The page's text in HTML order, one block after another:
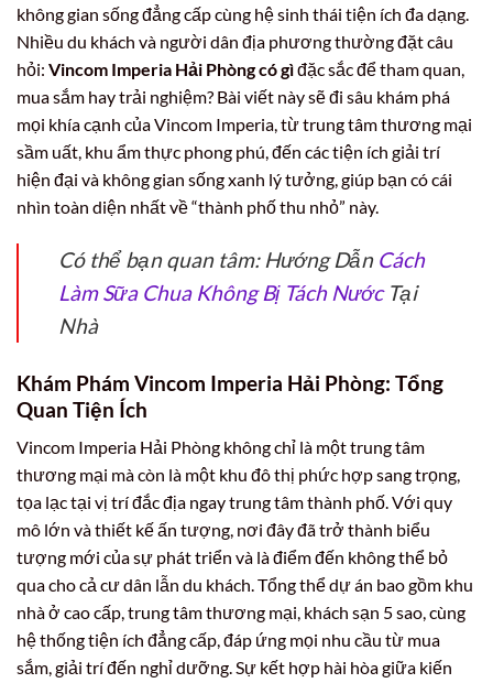
không gian sống đẳng cấp cùng hệ sinh thái tiện ích đa dạng.
Nhiều du khách và người dân địa phương thường đặt câu
hỏi: Vincom Imperia Hải Phòng có gìđặc sắc để tham quan,
mua sắm hay trải nghiệm? Bài viết này sẽ đi sâu khám phá
mọi khía cạnh của Vincom Imperia, từ trung tâm thương mại
sầm uất, khu ẩm thực phong phú, đến các tiện ích giải trí
hiện đại và không gian sống xanh lý tưởng, giúp bạn có cái
nhìn toàn diện nhất về “thành phố thu nhỏ” này.
Có thể bạn quan tâm: Hướng Dẫn Cách
Làm Sữa Chua Không Bị Tách NướcTại
Nhà
Khám Phám Vincom Imperia Hải Phòng: Tổng
Quan Tiện Ích
Vincom Imperia Hải Phòng không chỉ là một trung tâm
thương mại mà còn là một khu đô thị phức hợp sang trọng,
tọa lạc tại vị trí đắc địa ngay trung tâm thành phố. Với quy
mô lớn và thiết kế ấn tượng, nơi đây đã trở thành biểu
tượng mới của sự phát triển và là điểm đến không thể bỏ
qua cho cả cư dân lẫn du khách. Tổng thể dự án bao gồm khu
nhà ở cao cấp, trung tâm thương mại, khách sạn 5 sao, cùng
hệ thống tiện ích đẳng cấp, đáp ứng mọi nhu cầu từ mua
sắm, giải trí đến nghỉ dưỡng. Sự kết hợp hài hòa giữa kiến